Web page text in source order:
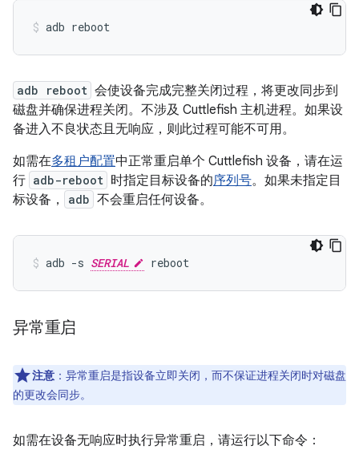
adb reboot
adb reboot 会使设备完成完整关闭过程，将更改同步到
磁盘并确保进程关闭。不涉及 Cuttlefish 主机进程。如果设
备进入不良状态且无响应，则此过程可能不可用。
如需在多租户配置中正常重启单个 Cuttlefish 设备，请在运
行 adb-reboot 时指定目标设备的序列号。如果未指定目
标设备，
adb 不会重启任何设备。
adb -s SERIAL reboot
异常重启
注意 ：异常重启是指设备立即关闭，而不保证进程关闭时对磁盘
的更改会同步。
如需在设备无响应时执行异常重启，请运行以下命令：